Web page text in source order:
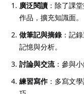
廣泛閱讀 ：除了課
作品，擴充知識面。
做筆記與摘錄 ：記
記憶與分析。
討論與交流：參與
練習寫作：多寫文